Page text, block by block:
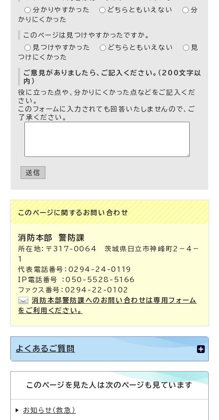
分かりやすかった
どちらともいえない
分
かりにくかった
このページは見つけやすかったですか。
見つけやすかった
どちらともいえない
見
つけにくかった
ご意見がありましたら、ご記入ください。（200文字以
内）
役に立った点や、分かりにくかった点などをご記入くだ
さい。
このフォームに入力されても回答いたしませんので、ご
了承ください。
送信
このページに関する お問い合わせ
消防本部警防課
所在地：〒317-0064 茨城県日立市神峰町2－4－
1
代表電話番号：0294-24-0119
IP電話番号 ：050-5528-5166
ファクス番号：0294-22-0102
消防本部警防課へのお問い合わせは専用フォーム
をご利用ください。
よくあるご質問
このページを見た人は次のページも見ています
お知らせ（救急）